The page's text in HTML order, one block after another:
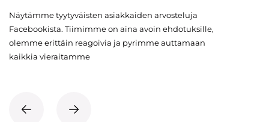
Näytämme tyytyväisten asiakkaiden arvosteluja
Facebookista. Tiimimme on aina avoin ehdotuksille,
olemme erittäin reagoivia ja pyrimme auttamaan
kaikkia vieraitamme